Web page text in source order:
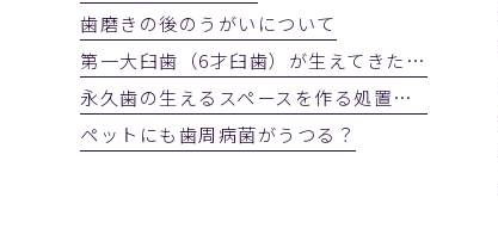
歯磨きの後のうがいについて
第一大臼歯（6才臼歯）が生えてきたかを確認しましょう
永久歯の生えるスペースを作る処置 2023年3月28日(火)
ペットにも歯周病菌がうつる？